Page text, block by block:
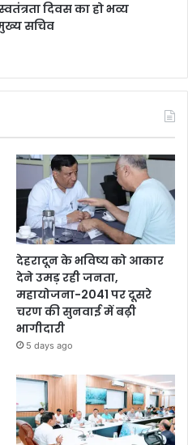
दिवस का हो भव्य
सचिव
देहरादून के भविष्य को आकार
देने उमड़ रही जनता,
महायोजना-2041 पर दूसरे
चरण की सुनवाई में बढ़ी
भागीदारी
5 days ago